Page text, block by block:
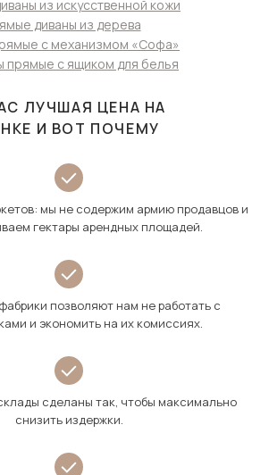
из искусственной кожи
диваны из дерева
с механизмом «Софа»
прямые с ящиком для белья
ЛУЧШАЯ ЦЕНА НА
И ВОТ ПОЧЕМУ
мы не содержим армию продавцов и
гектары арендных площадей.
позволяют нам не работать с
и экономить на их комиссиях.
сделаны так, чтобы максимально
снизить издержки.